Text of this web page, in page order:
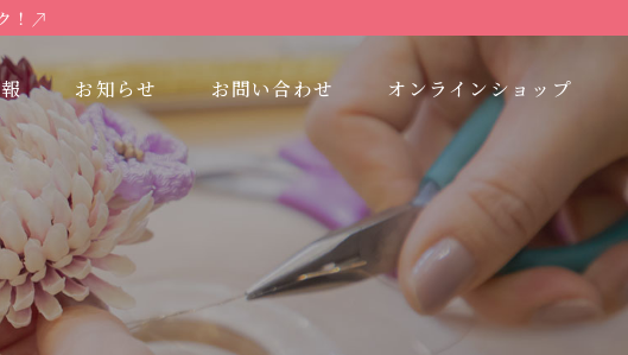
！
お知らせ お問い合わせ オンラインショップ